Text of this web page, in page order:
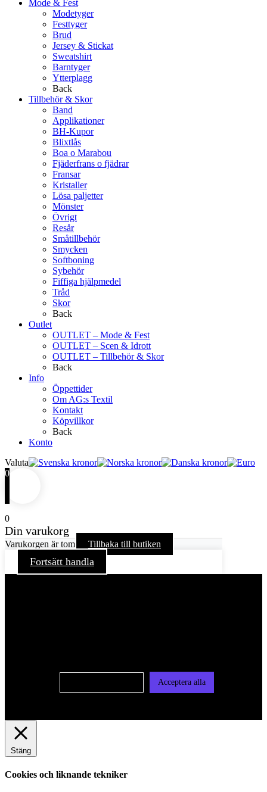
Mode & Fest
Modetyger
Festtyger
Brud
Jersey & Stickat
Sweatshirt
Barntyger
Ytterplagg
Back
Tillbehör & Skor
Band
Applikationer
BH-Kupor
Blixtlås
Boa o Marabou
Fjäderfrans o fjädrar
Fransar
Kristaller
Lösa paljetter
Mönster
Övrigt
Resår
Småtillbehör
Smycken
Softboning
Sybehör
Fiffiga hjälpmedel
Tråd
Skor
Back
Outlet
OUTLET – Mode & Fest
OUTLET – Scen & Idrott
OUTLET – Tillbehör & Skor
Back
Info
Öppettider
Om AG:s Textil
Kontakt
Köpvillkor
Back
Konto
Valuta
0
0
Din varukorg
Varukorgen är tom Tillbaka till butiken
Fortsätt handla
Acceptera alla
Stäng
Cookies och liknande tekniker